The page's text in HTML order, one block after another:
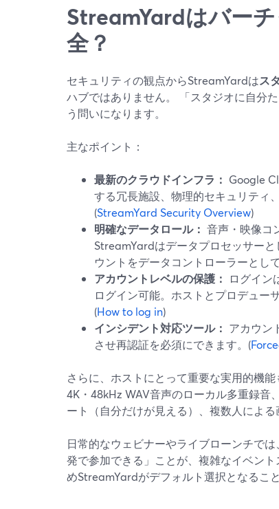
StreamYardはバー
全？
セキュリティの観点からStreamYardはス
ハブではありません。 「スタジオに自分
う問いになります。
主なポイント：
最新のクラウドインフラ： Google
する冗長施設、物理的セキュリティ
(StreamYard Security Overview)
明確なデータロール： 音声・映像コ
StreamYardはデータプロセッサー
ウントをデータコントローラーとし
アカウントレベルの保護：
ログイン
ログイン可能。ホストとプロデュー
(How to log in)
インシデント対応ツール： アカウン
させ再認証を必須にできます。(
さらに、ホストにとって重要な実用的機
4K・48kHz WAV音声のローカル多重録音
ート（自分だけが見える）、複数人による
日常的なウェビナーやライブローンチで
発で参加できる」ことが、複雑なイベン
めStreamYardがデフォルト選択となるこ